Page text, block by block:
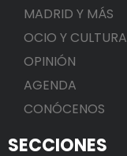
MADRID Y MÁS
OCIO Y CULTURA
OPINIÓN
AGENDA
CONÓCENOS
SECCIONES